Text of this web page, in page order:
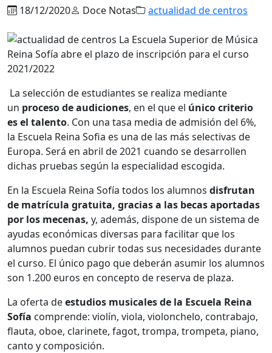
18/12/2020 Doce Notas actualidad de centros
La selección de estudiantes se realiza mediante
un proceso de audiciones, en el que el único criterio
es el talento. Con una tasa media de admisión del 6%,
la Escuela Reina Sofia es una de las más selectivas de
Europa. Será en abril de 2021 cuando se desarrollen
dichas pruebas según la especialidad escogida.
En la Escuela Reina Sofía todos los alumnos disfrutan
de matrícula gratuita, gracias a las becas aportadas
por los mecenas, y, además, dispone de un sistema de
ayudas económicas diversas para facilitar que los
alumnos puedan cubrir todas sus necesidades durante
el curso. El único pago que deberán asumir los alumnos
son 1.200 euros en concepto de reserva de plaza.
La oferta deestudios musicales de la Escuela Reina
Sofía comprende: violín, viola, violonchelo, contrabajo,
flauta, oboe, clarinete, fagot, trompa, trompeta, piano,
canto y composición.